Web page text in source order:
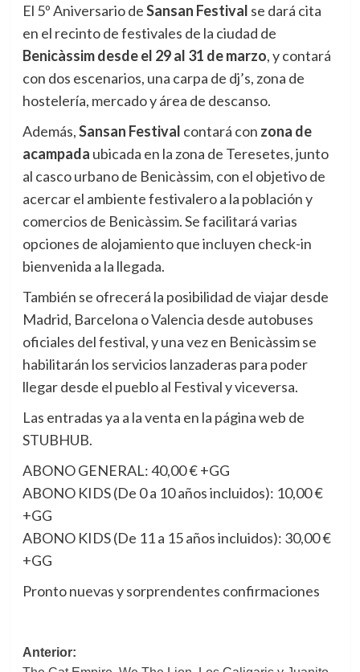
El 5º Aniversario deSansan Festival se dará cita
en el recinto de festivales de la ciudad de
Benicàssim desde el 29 al 31 de marzo, y contará
con dos escenarios, una carpa de dj’s, zona de
hostelería, mercado y área de descanso.
Además,Sansan Festival contará con zona de
acampada ubicada en la zona de Teresetes, junto
al casco urbano de Benicàssim, con el objetivo de
acercar el ambiente festivalero a la población y
comercios de Benicàssim. Se facilitará varias
opciones de alojamiento que incluyen check-in
bienvenida a la llegada.
También se ofrecerá la posibilidad de viajar desde
Madrid, Barcelona o Valencia desde autobuses
oficiales del festival, y una vez en Benicàssim se
habilitarán los servicios lanzaderas para poder
llegar desde el pueblo al Festival y viceversa.
Las entradas ya a la venta en la página web de
STUBHUB.
ABONO GENERAL: 40,00 € +GG
ABONO KIDS (De 0 a 10 años incluidos): 10,00 €
+GG
ABONO KIDS (De 11 a 15 años incluidos): 30,00 €
+GG
Pronto nuevas y sorprendentes confirmaciones
Navegación
Anterior: